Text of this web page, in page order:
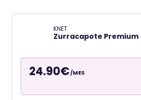
KNET
Zurracapote Premium
24.90€/MES
.